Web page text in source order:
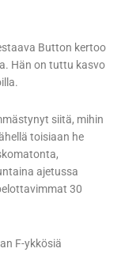
Button kertoo
Hän on tuttu kasvo
siitä, mihin
toisiaan he
ajetussa
30
F-ykkösiä